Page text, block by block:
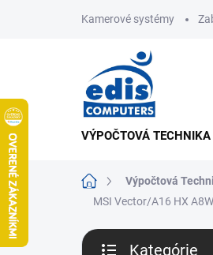
Kamerové systémy
VÝPOČTOVÁ TECHNIKA
DomovVýpočtová
MSI Vector/A16 HX
B
Kategórie